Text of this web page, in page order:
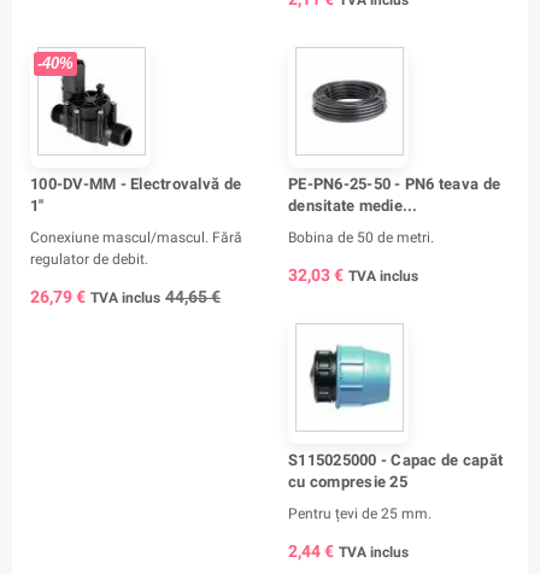
-40%
100-DV-MM - Electrovalvă de
1"
Conexiune mascul/mascul. Fără
regulator de debit.
26,79 € TVA inclus 44,65 €
PE-PN6-25-50 - PN6 teava de
densitate medie...
Bobina de 50 de metri.
32,03 € TVA inclus
S115025000 - Capac de capăt
cu compresie 25
Pentru țevi de 25 mm.
2,44 € TVA inclus